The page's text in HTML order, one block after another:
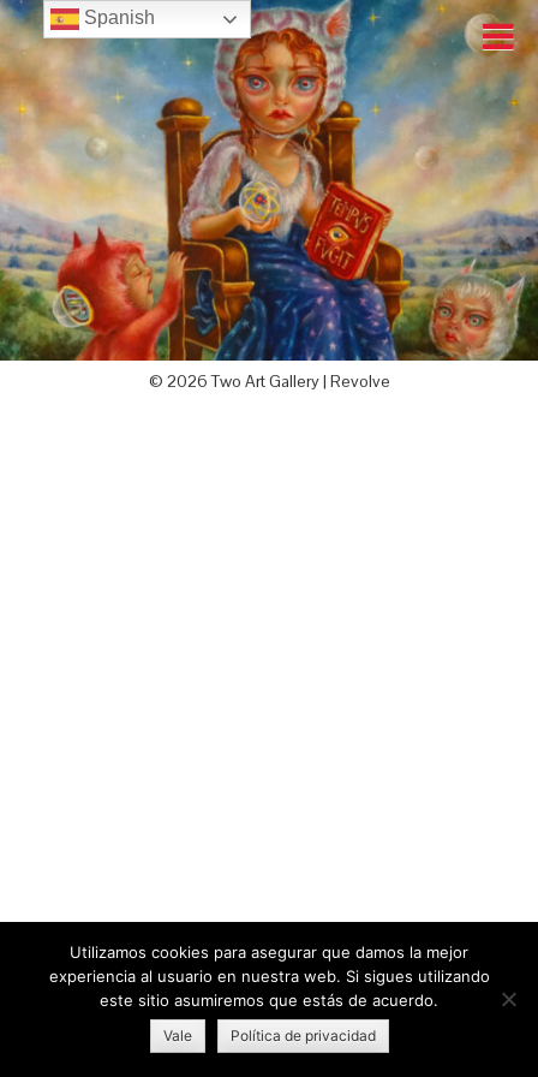
Spanish
Utilizamos cookies para asegurar que damos la mejor
experiencia al usuario en nuestra web. Si sigues utilizando
este sitio asumiremos que estás de acuerdo.
Vale Política de privacidad
© 2026 Two Art Gallery | Revolve